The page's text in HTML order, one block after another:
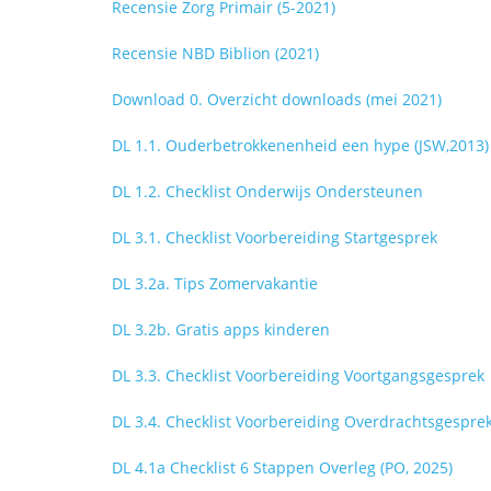
Recensie Zorg Primair (5-2021)
Recensie NBD Biblion (2021)
Download 0. Overzicht downloads (mei 2021)
DL 1.1. Ouderbetrokkenenheid een hype (JSW,2013)
DL 1.2. Checklist Onderwijs Ondersteunen
DL 3.1. Checklist Voorbereiding Startgesprek
DL 3.2a. Tips Zomervakantie
DL 3.2b. Gratis apps kinderen
DL 3.3. Checklist Voorbereiding Voortgangsgesprek
DL 3.4. Checklist Voorbereiding
DL 4.1a Checklist 6 Stappen Overleg (PO, 2025)